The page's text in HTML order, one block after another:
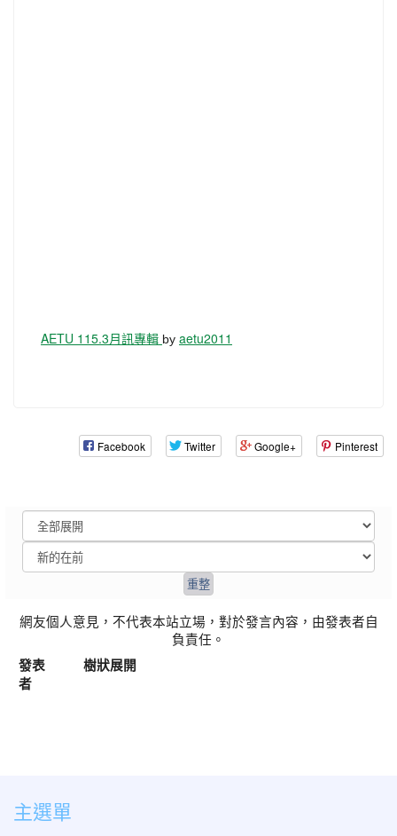
AETU 115.3月訊專輯 by aetu2011
Facebook Twitter Google+ Pinterest
網友個人意見，不代表本站立場，對於發言內容，由發表者自
負責任。
發表
者
樹狀展開
主選單